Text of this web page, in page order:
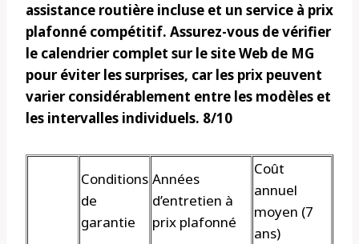
assistance routière incluse et un service à prix
plafonné compétitif. Assurez-vous de vérifier
le calendrier complet sur le site Web de MG
pour éviter les surprises, car les prix peuvent
varier considérablement entre les modèles et
les intervalles individuels. 8/10
Conditions
de
garantie
Années
d’entretien à
prix plafonné
Coût
annuel
moyen (7
ans)